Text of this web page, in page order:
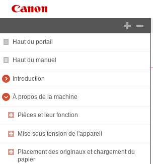
Haut du portail
Haut du manuel
Introduction
À propos de la machine
Pièces et leur fonction
Mise sous tension de l'appareil
Placement des originaux et chargement du
papier